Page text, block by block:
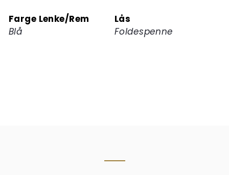
Farge Lenke/Rem
Blå
Lås
Foldespenne